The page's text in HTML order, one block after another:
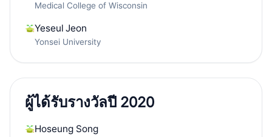
Medical College of Wisconsin
Yeseul Jeon
Yonsei University
ผู้ได้รับรางวัลปี 2020
Hoseung Song